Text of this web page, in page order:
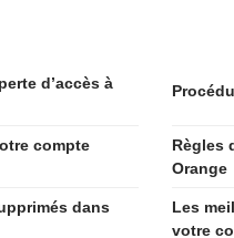
d’accès à
compte
Règles
Orange
dans
Les
votre